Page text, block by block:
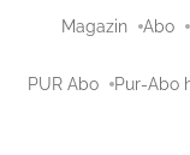
Magazin Abo
PUR Abo Pur-Abo